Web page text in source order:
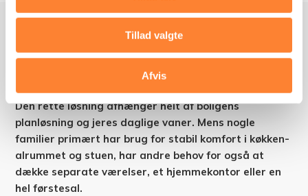
Tillad valgte
Afvis
Hvilken multisplit varmepumpe
passer bedst til et mellemstort
Den rette løsning afhænger helt af boligens
planløsning og jeres daglige vaner. Mens nogle
familier primært har brug for stabil komfort i køkken-
alrummet og stuen, har andre behov for også at
dække separate værelser, et hjemmekontor eller en
hel førstesal.